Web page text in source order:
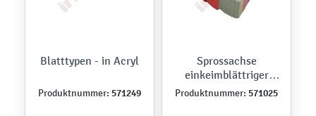
Blatttypen - in Acryl
Produktnummer: 571249
Sprossachse
einkeimblättriger
Pflanzen - Modell
Produktnummer: 571025